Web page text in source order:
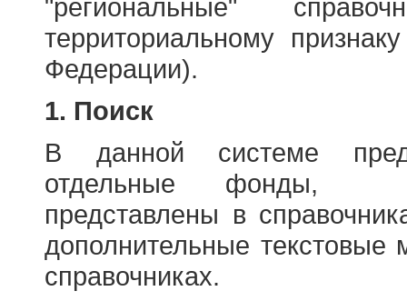
"региональные"
территориальному
Федерации).
1. Поиск
В данной системе
отдельные фонды,
представлены в
дополнительные
справочниках.